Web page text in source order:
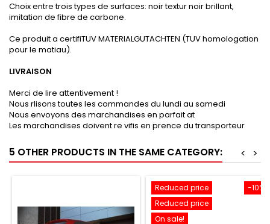
Choix entre trois types de surfaces: noir textur noir brillant,
imitation de fibre de carbone.
Ce produit a certifiTUV MATERIALGUTACHTEN (TUV homologation
pour le matiau).
LIVRAISON
Merci de lire attentivement !
Nous rlisons toutes les commandes du lundi au samedi
Nous envoyons des marchandises en parfait at
Les marchandises doivent re vifis en prence du transporteur
5 OTHER PRODUCTS IN THE SAME CATEGORY: >
<
-10%
Reduced price
Reduced price
On sale!